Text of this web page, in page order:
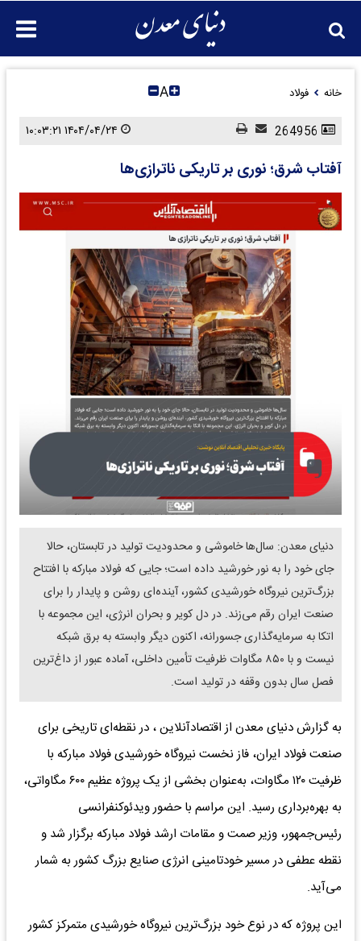
خانه فولاد A
آفتاب شرق؛ نوری بر تاریکی ناترازی‌ها
دنیای معدن: سال‌ها خاموشی و محدودیت تولید در تابستان، حالا
جای خود را به نور خورشید داده است؛ جایی که فولاد مبارکه با افتتاح
بزرگ‌ترین نیروگاه خورشیدی کشور، آینده‌ای روشن و پایدار را برای
صنعت ایران رقم می‌زند. در دل کویر و بحران انرژی، این مجموعه با
اتکا به سرمایه‌گذاری جسورانه، اکنون دیگر وابسته به برق شبکه
نیست و با ۸۵۰ مگاوات ظرفیت تأمین داخلی، آماده‌ عبور از داغ‌ترین
فصل سال بدون وقفه در تولید است.
به گزارش دنیای معدن از اقتصادآنلاین ، در نقطه‌ای تاریخی برای
صنعت فولاد ایران، فاز نخست نیروگاه خورشیدی فولاد مبارکه با
ظرفیت ۱۲۰ مگاوات، به‌عنوان بخشی از یک پروژه عظیم ۶۰۰ مگاواتی،
به بهره‌برداری رسید. این مراسم با حضور ویدئوکنفرانسی
رئیس‌جمهور، وزیر صمت و مقامات ارشد فولاد مبارکه برگزار شد و
نقطه عطفی در مسیر خودتامینی انرژی صنایع بزرگ کشور به شمار
می‌آید.
این پروژه که در نوع خود بزرگ‌ترین نیروگاه خورشیدی متمرکز کشور